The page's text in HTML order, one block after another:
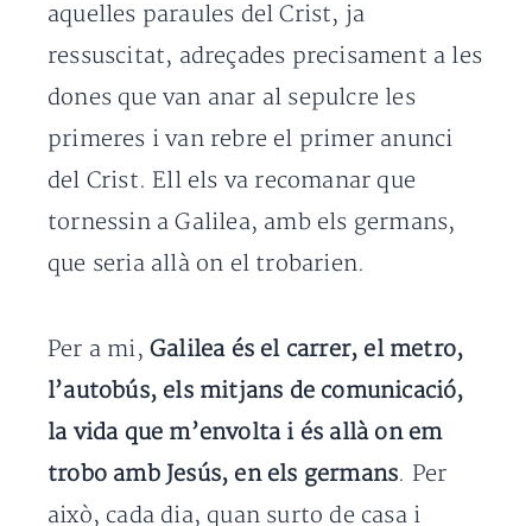
aquelles paraules del Crist, ja
ressuscitat, adreçades precisament a les
dones que van anar al sepulcre les
primeres i van rebre el primer anunci
del Crist. Ell els va recomanar que
tornessin a Galilea, amb els germans,
que seria allà on el trobarien.
Per a mi, Galilea és el carrer, el metro,
l’autobús, els mitjans de comunicació,
la vida que m’envolta i és allà on em
trobo amb Jesús, en els germans. Per
això, cada dia, quan surto de casa i